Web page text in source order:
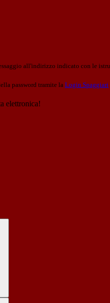
all'indirizzo indicato con le
password tramite la Login Spaggiari
elettronica!